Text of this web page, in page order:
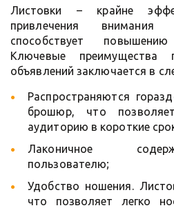
Листовки – крайне
привлечения внимания
способствует
Ключевые преимущества
объявлений заключается в
Распространяются
брошюр, что
аудиторию в короткие
Лаконичное
пользователю;
Удобство ношения.
что позволяет легко